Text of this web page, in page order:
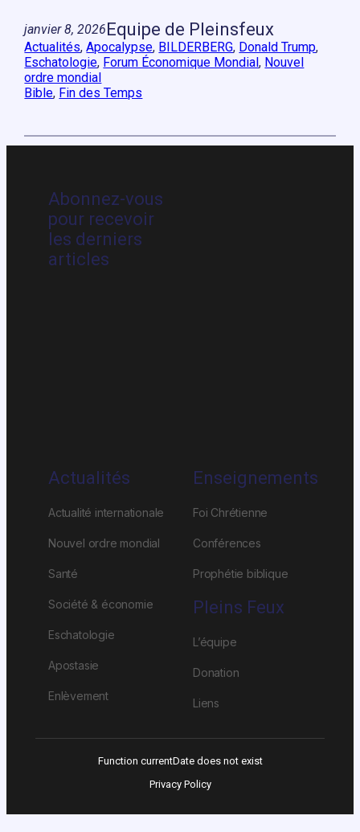
janvier 8, 2026 Equipe de Pleinsfeux
Actualités, Apocalypse, BILDERBERG, Donald Trump
Eschatologie, Forum Économique Mondial, Nouvel
ordre mondial
Bible, Fin des Temps
Abonnez-vous
pour recevoir
les derniers
articles
Actualités
Actualité internationale
Nouvel ordre mondial
Santé
Société & économie
Eschatologie
Apostasie
Enlèvement
Enseignements
Foi Chrétienne
Conférences
Prophétie biblique
Pleins Feux
L’équipe
Donation
Liens
Function currentDate does not exist
Privacy Policy